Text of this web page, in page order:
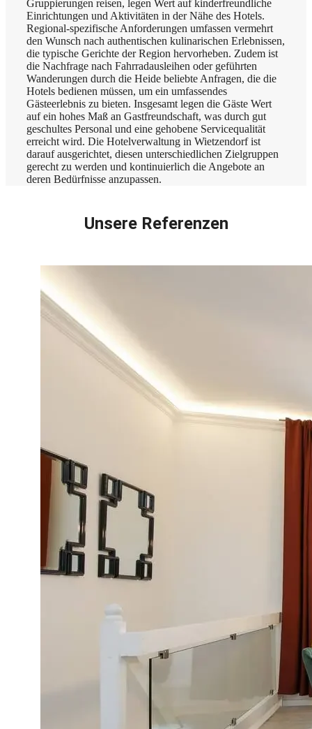
Gruppierungen reisen, legen Wert auf kinderfreundliche
Einrichtungen und Aktivitäten in der Nähe des Hotels.
Regional-spezifische Anforderungen umfassen vermehrt
den Wunsch nach authentischen kulinarischen Erlebnissen,
die typische Gerichte der Region hervorheben. Zudem ist
die Nachfrage nach Fahrradausleihen oder geführten
Wanderungen durch die Heide beliebte Anfragen, die die
Hotels bedienen müssen, um ein umfassendes
Gästeerlebnis zu bieten. Insgesamt legen die Gäste Wert
auf ein hohes Maß an Gastfreundschaft, was durch gut
geschultes Personal und eine gehobene Servicequalität
erreicht wird. Die Hotelverwaltung in Wietzendorf ist
darauf ausgerichtet, diesen unterschiedlichen Zielgruppen
gerecht zu werden und kontinuierlich die Angebote an
deren Bedürfnisse anzupassen.
Unsere Referenzen